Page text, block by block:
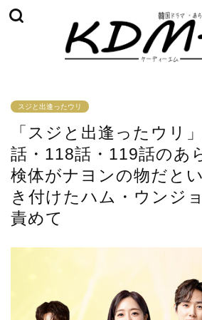
スジと出逢ったウリ
「スジと出逢ったウリ
話・118話・119話のあ
検体がナヨンの物だと
き付けたハム・ウンジ
責めて